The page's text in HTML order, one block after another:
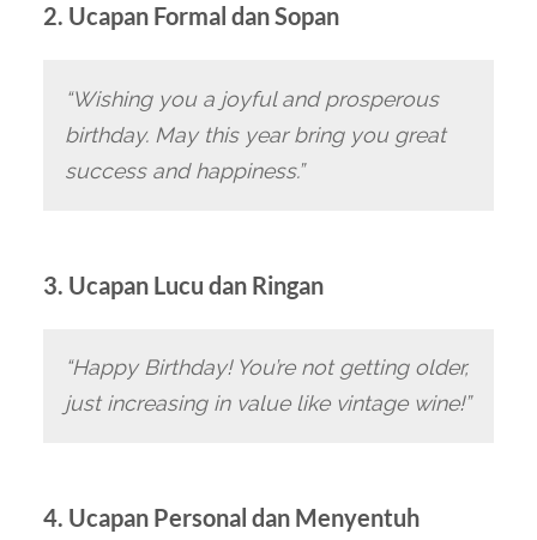
2. Ucapan Formal dan Sopan
“Wishing you a joyful and prosperous
birthday. May this year bring you great
success and happiness.”
3. Ucapan Lucu dan Ringan
“Happy Birthday! You’re not getting older,
just increasing in value like vintage wine!”
4. Ucapan Personal dan Menyentuh